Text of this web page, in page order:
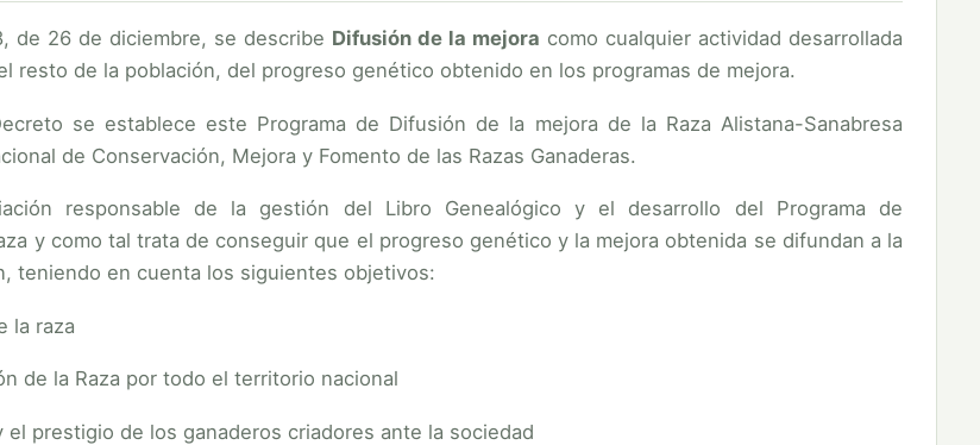
de 26 de diciembre, se describe Difusión de la mejora como cualquier actividad desarrollada
resto de la población, del progreso genético obtenido en los programas de mejora.
se establece este Programa de Difusión de la mejora de la Raza Alistana-Sanabresa
de Conservación, Mejora y Fomento de las Razas Ganaderas.
responsable de la gestión del Libro Genealógico y el desarrollo del Programa de
y como tal trata de conseguir que el progreso genético y la mejora obtenida se difundan a la
teniendo en cuenta los siguientes objetivos:
la raza
de la Raza por todo el territorio nacional
el prestigio de los ganaderos criadores ante la sociedad